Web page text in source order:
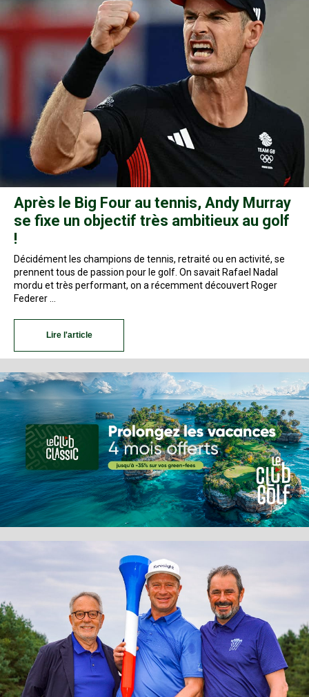
Après le Big Four au tennis, Andy Murray
se fixe un objectif très ambitieux au golf
!
Décidément les champions de tennis, retraité ou en activité, se
prennent tous de passion pour le golf. On savait Rafael Nadal
mordu et très performant, on a récemment découvert Roger
Federer …
Lire l'article